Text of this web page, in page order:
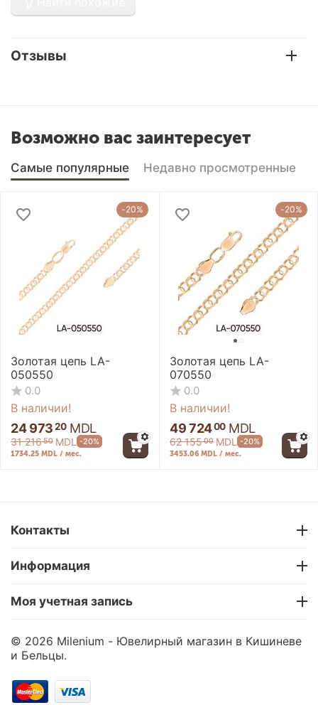
Отзывы
Возможно вас заинтересует
Самые популярные Недавно просмотренные
-20%
Золотая цепь LA-
050550
0.0
В наличии!
24 97320 MDL
31 21650 MDL -20%
1734.25 MDL / мес.
-20%
Золотая цепь LA-
070550
0.0
В наличии!
49 72400 MDL
62 15500 MDL -20%
3453.06 MDL / мес.
Золотая цепь LB-
040450
В наличии!
Золотая цепь LB-
Контакты
Информация
Моя учетная запись
© 2026 Milenium - Ювелирный магазин в Кишиневе
и Бельцы.